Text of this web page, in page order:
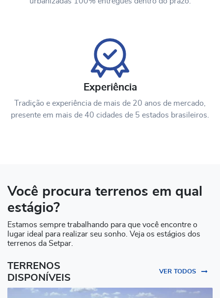
Experiência
Tradição e experiência de mais de 20 anos de mercado,
presente em mais de 40 cidades de 5 estados brasileiros.
Você procura terrenos em qual
estágio?
Estamos sempre trabalhando para que você encontre o
lugar ideal para realizar seu sonho. Veja os estágios dos
terrenos da Setpar.
TERRENOS
DISPONÍVEIS
VER TODOS